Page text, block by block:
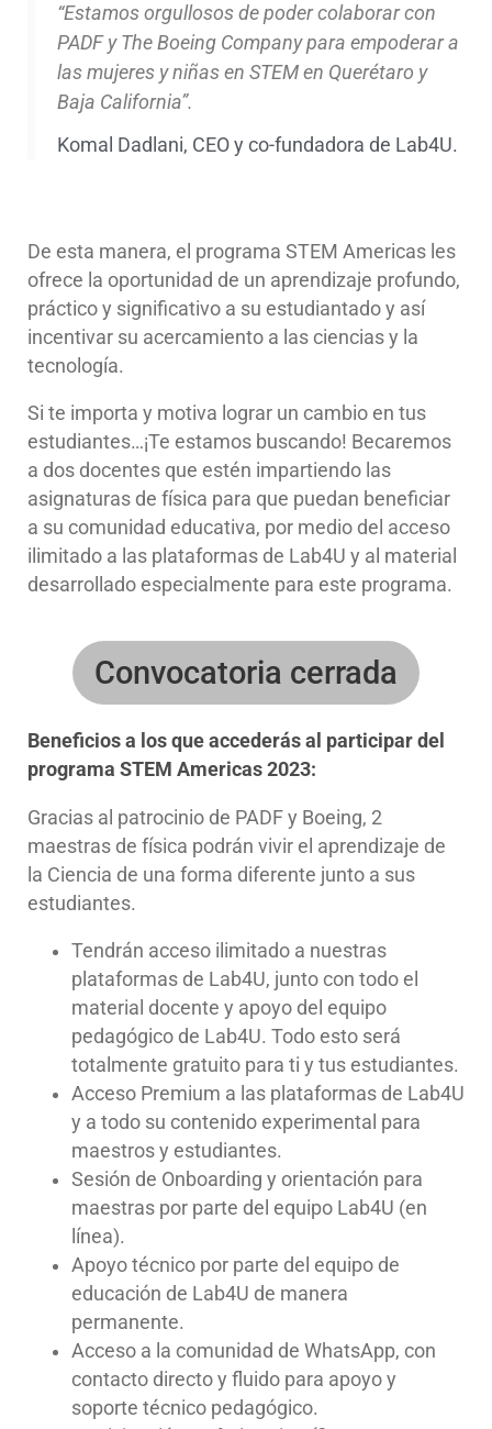
“Estamos orgullosos de poder colaborar con
PADF y The Boeing Company para empoderar a
las mujeres y niñas en STEM en Querétaro y
Baja California”.
Komal Dadlani, CEO y co-fundadora de Lab4U.
De esta manera, el programa STEM Americas les
ofrece la oportunidad de un aprendizaje profundo,
práctico y significativo a su estudiantado y así
incentivar su acercamiento a las ciencias y la
tecnología.
Si te importa y motiva lograr un cambio en tus
estudiantes…¡Te estamos buscando! Becaremos
a dos docentes que estén impartiendo las
asignaturas de física para que puedan beneficiar
a su comunidad educativa, por medio del acceso
ilimitado a las plataformas de Lab4U y al material
desarrollado especialmente para este programa.
Convocatoria cerrada
Beneficios a los que accederás al participar del
programa STEM Americas 2023:
Gracias al patrocinio de PADF y Boeing, 2
maestras de física podrán vivir el aprendizaje de
la Ciencia de una forma diferente junto a sus
estudiantes.
Tendrán acceso ilimitado a nuestras
plataformas de Lab4U, junto con todo el
material docente y apoyo del equipo
pedagógico de Lab4U. Todo esto será
totalmente gratuito para ti y tus estudiantes.
Acceso Premium a las plataformas de Lab4U
y a todo su contenido experimental para
maestros y estudiantes.
Sesión de Onboarding y orientación para
maestras por parte del equipo Lab4U (en
línea).
Apoyo técnico por parte del equipo de
educación de Lab4U de manera
permanente.
Acceso a la comunidad de WhatsApp, con
contacto directo y fluido para apoyo y
soporte técnico pedagógico.